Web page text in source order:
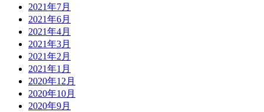
2021年7月
2021年6月
2021年4月
2021年3月
2021年2月
2021年1月
2020年12月
2020年10月
2020年9月